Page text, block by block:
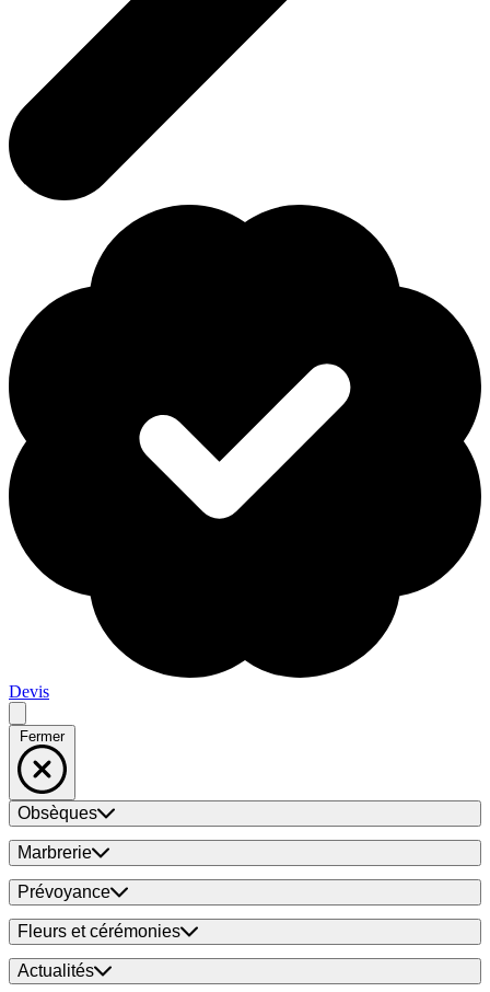
Devis
Fermer
Obsèques
Marbrerie
Prévoyance
Fleurs et cérémonies
Actualités